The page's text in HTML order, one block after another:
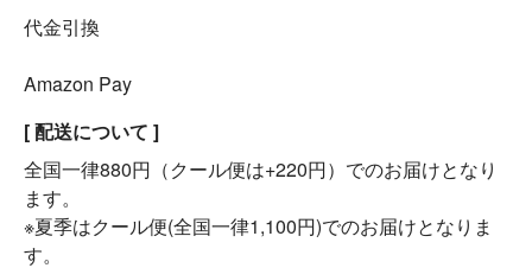
代金引換
Amazon Pay
[ 配送について ]
全国一律880円（クール便は+220円）でのお届けとなり
ます。
※夏季はクール便(全国一律1,100円)でのお届けとなりま
す。